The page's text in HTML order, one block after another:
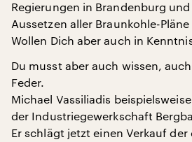
Regierungen in Brandenburg und
Aussetzen aller Braunkohle-
Wollen Dich aber auch in
Du musst aber auch wissen,
Feder.
Michael Vassiliadis
der Industriegewerkschaft
Er schlägt jetzt einen Verkauf der